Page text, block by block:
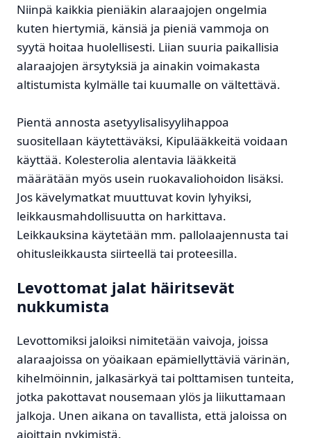
Niinpä kaikkia pieniäkin alaraajojen ongelmia
kuten hiertymiä, känsiä ja pieniä vammoja on
syytä hoitaa huolellisesti. Liian suuria paikallisia
alaraajojen ärsytyksiä ja ainakin voimakasta
altistumista kylmälle tai kuumalle on vältettävä.
Pientä annosta asetyylisalisyylihappoa
suositellaan käytettäväksi, Kipulääkkeitä voidaan
käyttää. Kolesterolia alentavia lääkkeitä
määrätään myös usein ruokavaliohoidon lisäksi.
Jos kävelymatkat muuttuvat kovin lyhyiksi,
leikkausmahdollisuutta on harkittava.
Leikkauksina käytetään mm. pallolaajennusta tai
ohitusleikkausta siirteellä tai proteesilla.
Levottomat jalat häiritsevät
nukkumista
Levottomiksi jaloiksi nimitetään vaivoja, joissa
alaraajoissa on yöaikaan epämiellyttäviä värinän,
kihelmöinnin, jalkasärkyä tai polttamisen tunteita,
jotka pakottavat nousemaan ylös ja liikuttamaan
jalkoja. Unen aikana on tavallista, että jaloissa on
ajoittain nykimistä.